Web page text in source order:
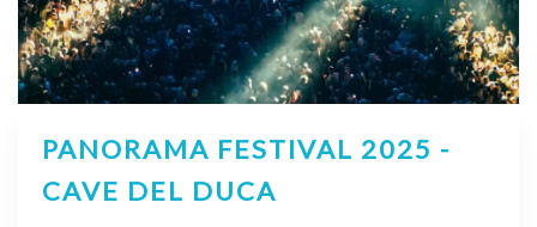
PANORAMA FESTIVAL 2025 -
CAVE DEL DUCA